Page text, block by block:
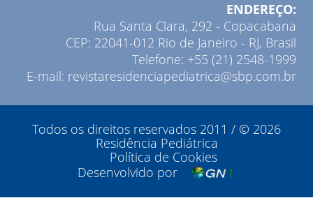
ENDEREÇO:
Rua Santa Clara, 292 - Copacabana
CEP: 22041-012 Rio de Janeiro - RJ, Brasil
Telefone: +55 (21) 2548-1999
E-mail: revistaresidenciapediatrica@sbp.com.br
Todos os direitos reservados 2011 / © 2026
Residência Pediátrica
Política de Cookies
Desenvolvido por